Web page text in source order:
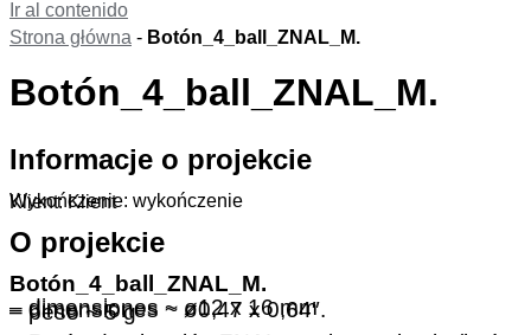
Ir al contenido
Strona główna - Botón_4_ball_ZNAL_M.
Botón_4_ball_ZNAL_M.
Informacje o projekcie
Wykończenie: wykończenie
Klient: Klient
O projekcie
Botón_4_ball_ZNAL_M.
– dimensiones ~ ø12 x 16 mm
– dimensiones ~ ø0,47 x 0,64″.
– peso ~ 5 g